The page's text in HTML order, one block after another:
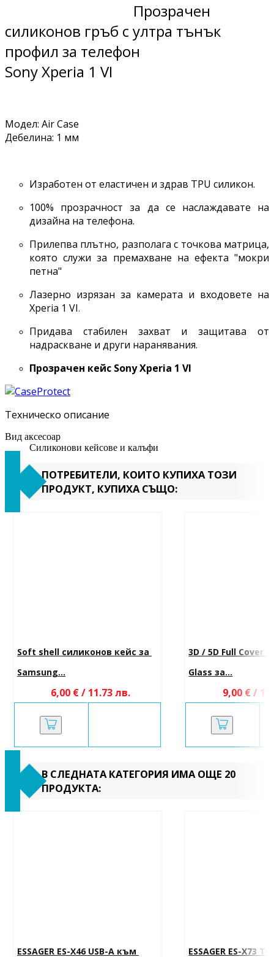
Прозрачен
силиконов гръб с ултра тънък
профил за телефон
Sony Xperia 1 VI
Модел: Air Case
Дебелина: 1 мм
Изработен от еластичен и здрав TPU силикон.
100% прoзрачност за да се наслаждавате на
дизайна на телефона.
Прилепва плътно, разполага с точкова матрица,
която служи за премахване на ефекта "мокри
петна"
Лазерно изрязан за камерата и входовете на
Xperia 1 VI.
Придава стабилен захват и защитава от
надраскване и други наранявания.
Прозрачен кейс Sony Xperia 1 VI
Техническо описание
Вид аксесоар
Силиконови кейсове и калъфи
ПОТРЕБИТЕЛИ, КОИТО КУПИХА ТОЗИ
ПРОДУКТ, КУПИХА СЪЩО:
Soft shell силиконов кейс за
Samsung...
6,00 € / 11.73 лв.
3D / 5D Full Cover
Glass за...
9,00 € /
В СЛЕДНАТА КАТЕГОРИЯ ИМА ОЩЕ 20
ПРОДУКТА:
ESSAGER ES-X46 USB-A към ESSAGER ES-X73